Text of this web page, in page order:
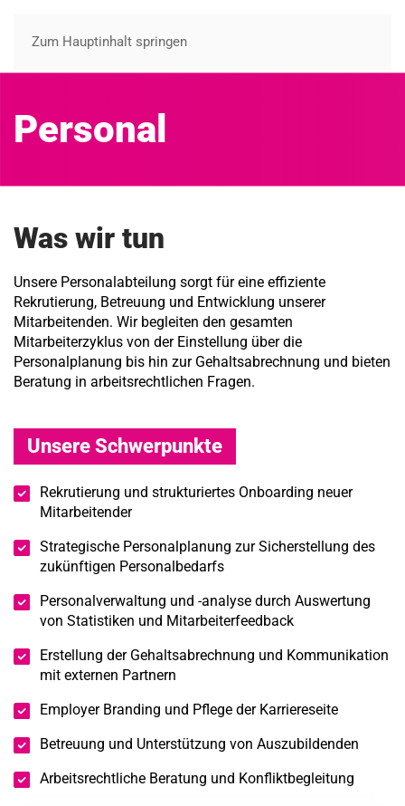
Zum Hauptinhalt springen
Personal
Was wir tun
Unsere Personalabteilung sorgt für eine effiziente
Rekrutierung, Betreuung und Entwicklung unserer
Mitarbeitenden. Wir begleiten den gesamten
Mitarbeiterzyklus von der Einstellung über die
Personalplanung bis hin zur Gehaltsabrechnung und bieten
Beratung in arbeitsrechtlichen Fragen.
Unsere Schwerpunkte
Rekrutierung und strukturiertes Onboarding neuer
Mitarbeitender
Strategische Personalplanung zur Sicherstellung des
zukünftigen Personalbedarfs
Personalverwaltung und -analyse durch Auswertung
von Statistiken und Mitarbeiterfeedback
Erstellung der Gehaltsabrechnung und Kommunikation
mit externen Partnern
Employer Branding und Pflege der Karriereseite
Betreuung und Unterstützung von Auszubildenden
Arbeitsrechtliche Beratung und Konfliktbegleitung